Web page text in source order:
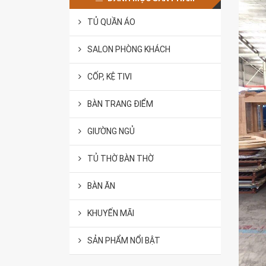
TỦ QUẦN ÁO
SALON PHÒNG KHÁCH
CỐP, KỆ TIVI
BÀN TRANG ĐIỂM
GIƯỜNG NGỦ
TỦ THỜ BÀN THỜ
BÀN ĂN
KHUYẾN MÃI
SẢN PHẨM NỔI BẬT